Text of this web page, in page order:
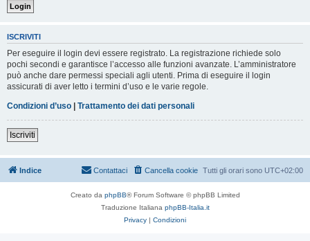
ISCRIVITI
Per eseguire il login devi essere registrato. La registrazione richiede solo
pochi secondi e garantisce l’accesso alle funzioni avanzate. L’amministratore
può anche dare permessi speciali agli utenti. Prima di eseguire il login
assicurati di aver letto i termini d’uso e le varie regole.
Condizioni d’uso | Trattamento dei dati personali
Iscriviti
Indice Tutti gli orari sono UTC+02:00
Cancella cookie
Contattaci
Creato da phpBB® Forum Software © phpBB Limited
Traduzione Italiana phpBB-Italia.it
Privacy | Condizioni